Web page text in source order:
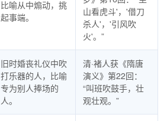
比喻从中煽动，挑
起事端。
山看虎斗'，'借刀
杀人'，'引风吹
火'。”
旧时婚丧礼仪中吹
打乐器的人，比喻
专为别人捧场的
人。
清·褚人获《隋唐
演义》第22回：
“叫班吹鼓手，壮
观壮观。”